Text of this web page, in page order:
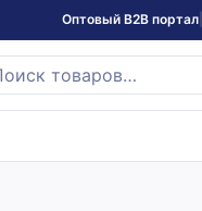
Оптовый B2B портал